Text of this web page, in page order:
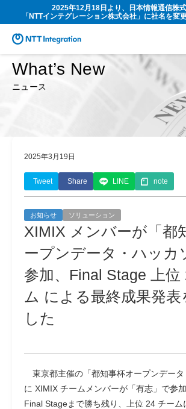
2025年12月18日より、日本情報通信株
「NTTインテグレーション株式会社」に社名を変
What’s New
ニュース
2025年3月19日
Tweet Share LINE note
お知らせ ソリューション
XIMIX メンバーが「都
ープンデータ・ハッカ
参加、Final Stage 上位
ム による最終成果発表
した
東京都主催の「都知事杯オープンデータ
に XIMIX チームメンバーが「有志」で参
Final Stageまで勝ち残り、上位 24 チーム